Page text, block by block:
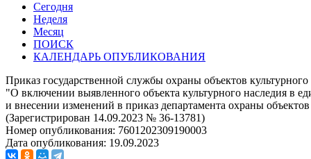
Сегодня
Неделя
Месяц
ПОИСК
КАЛЕНДАРЬ ОПУБЛИКОВАНИЯ
Приказ государственной службы охраны объектов
"О включении выявленного объекта культурного наследия в
и внесении изменений в приказ департамента охраны
(Зарегистрирован 14.09.2023 № 36-13781)
Номер опубликования: 7601202309190003
Дата опубликования: 19.09.2023